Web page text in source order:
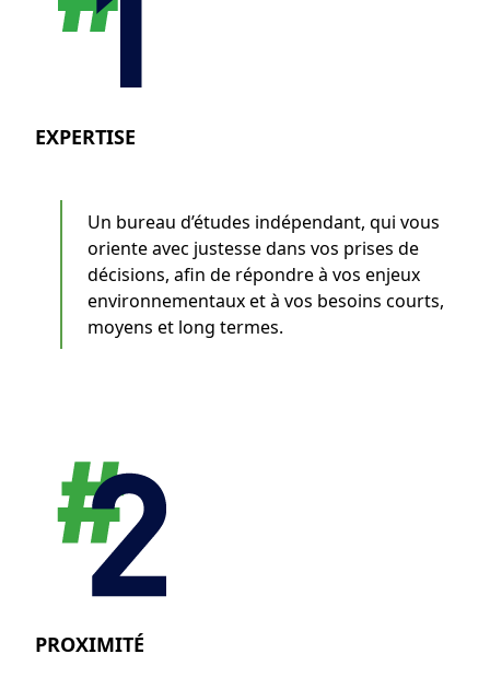
EXPERTISE
Un bureau d’études indépendant, qui vous
oriente avec justesse dans vos prises de
décisions, afin de répondre à vos enjeux
environnementaux et à vos besoins courts,
moyens et long termes.
PROXIMITÉ